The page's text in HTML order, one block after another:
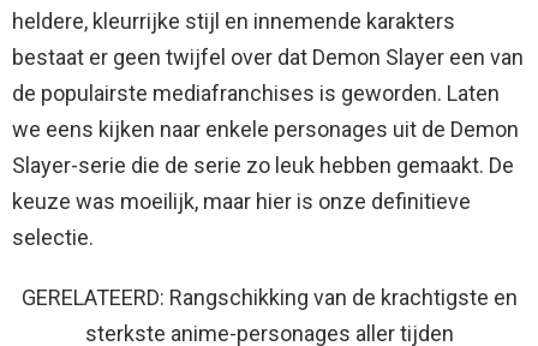
heldere, kleurrijke stijl en innemende karakters
bestaat er geen twijfel over dat Demon Slayer een van
de populairste mediafranchises is geworden. Laten
we eens kijken naar enkele personages uit de Demon
Slayer-serie die de serie zo leuk hebben gemaakt. De
keuze was moeilijk, maar hier is onze definitieve
selectie.
GERELATEERD: Rangschikking van de krachtigste en
sterkste anime-personages aller tijden